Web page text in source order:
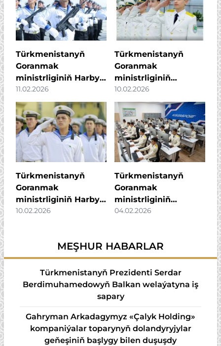
Türkmenistanyň
Goranmak
ministrliginiň Harby-
deňiz institutynyň
ýokary hünär
bilimine okuwa
çagyrýarys!
11.02.2026
Türkmenistanyň
Goranmak
ministrliginiň
Ýöriteleşdirilen
harby-deňiz
mekdebine okuwa
çagyrýarys!
10.02.2026
Türkmenistanyň
Goranmak
ministrliginiň Harby-
deňiz institutynyň
10.02.2026
Türkmenistanyň
Goranmak
ministrliginiň
Ýöriteleşdirilen harby
04.02.2026
MEŞHUR HABARLAR
Türkmenistanyň Prezidenti Serdar
Berdimuhamedowyň Balkan welaýatyna iş
sapary
Gahryman Arkadagymyz «Çalyk Holding»
kompaniýalar toparynyň dolandyryjylar
geňeşiniň başlygy bilen duşuşdy